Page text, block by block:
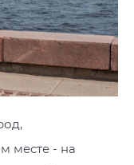
месте - на